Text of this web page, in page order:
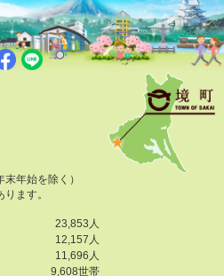
ページ
年始を除く）
ます。
Instagram
Facebook
LINE